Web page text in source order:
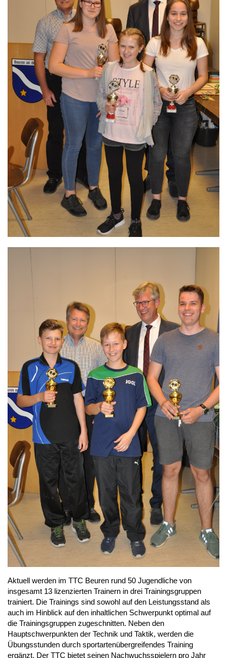
Aktuell werden im TTC Beuren rund 50 Jugendliche von
insgesamt 13 lizenzierten Trainern in drei Trainingsgruppen
trainiert. Die Trainings sind sowohl auf den Leistungsstand als
auch im Hinblick auf den inhaltlichen Schwerpunkt optimal auf
die Trainingsgruppen zugeschnitten. Neben den
Hauptschwerpunkten der Technik und Taktik, werden die
Übungsstunden durch sportartenübergreifendes Training
ergänzt. Der TTC bietet seinen Nachwuchsspielern pro Jahr